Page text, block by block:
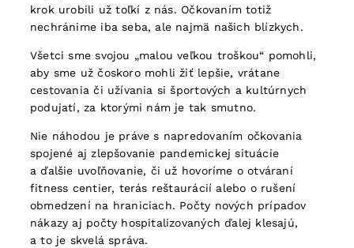
krok urobili už toľkí z nás. Očkovaním totiž
nechránime iba seba, ale najmä našich blízkych.
Všetci sme svojou „malou veľkou troškou“ pomohli,
aby sme už čoskoro mohli žiť lepšie, vrátane
cestovania či užívania si športových a kultúrnych
podujatí, za ktorými nám je tak smutno.
Nie náhodou je práve s napredovaním očkovania
spojené aj zlepšovanie pandemickej situácie
a ďalšie uvoľňovanie, či už hovoríme o otváraní
fitness centier, terás reštaurácií alebo o rušení
obmedzení na hraniciach. Počty nových prípadov
nákazy aj počty hospitalizovaných ďalej klesajú,
a to je skvelá správa.